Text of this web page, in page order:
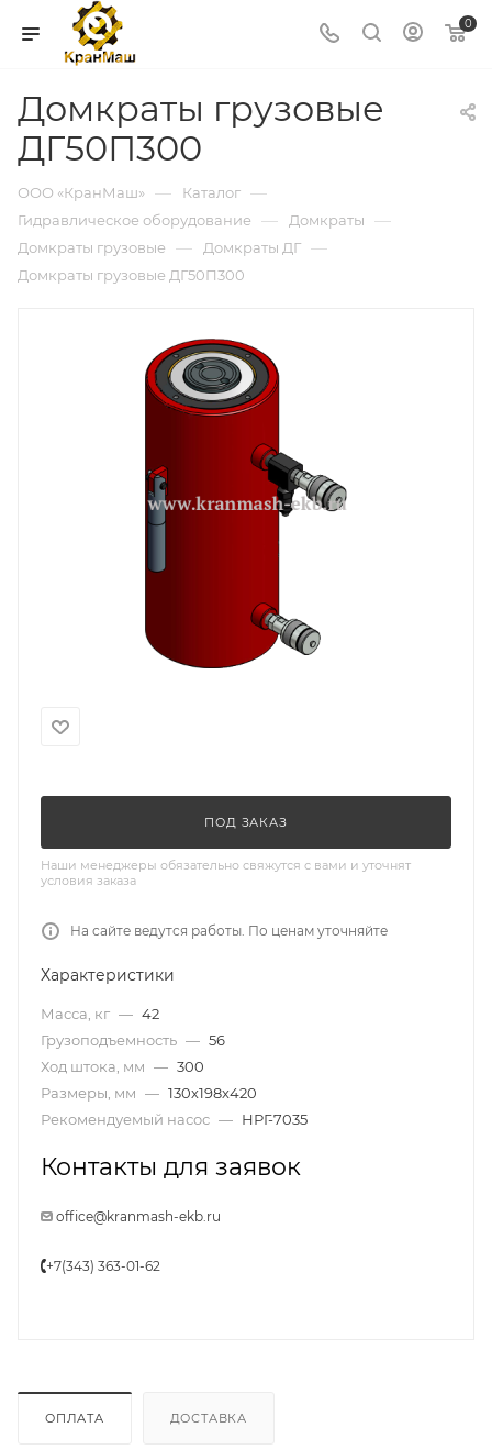
0
Домкраты грузовые
ДГ50П300
ООО «КранМаш» — Каталог —
Гидравлическое оборудование — Домкраты —
Домкраты грузовые — Домкраты ДГ —
Домкраты грузовые ДГ50П300
ПОД ЗАКАЗ
Наши менеджеры обязательно свяжутся с вами и уточнят
условия заказа
На сайте ведутся работы. По ценам уточняйте
Характеристики
Масса, кг — 42
Грузоподъемность — 56
Ход штока, мм — 300
Размеры, мм — 130х198х420
Рекомендуемый насос — НРГ-7035
Контакты для заявок
office@kranmash-ekb.ru
+7(343) 363-01-62
ОПЛАТА ДОСТАВКА